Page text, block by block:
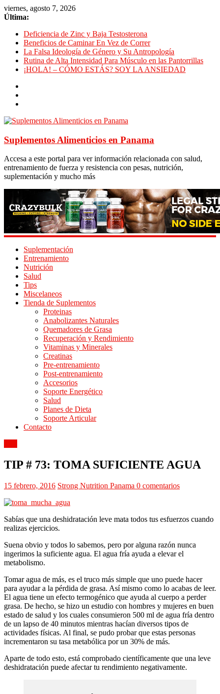
viernes, agosto 7, 2026
Última:
Deficiencia de Zinc y Baja Testosterona
Beneficios de Caminar En Vez de Correr
La Falsa Ideología de Género y Su Antropología
Rutina de Alta Intensidad Para Músculo en las Pantorrillas
¡HOLA! – CÓMO ESTÁS? SOY LA ANSIEDAD
Suplementos Alimenticios en Panama
Accesa a este portal para ver información relacionada con salud,
entrenamiento de fuerza y resistencia con pesas, nutrición,
suplementación y mucho más
Suplementación
Entrenamiento
Nutrición
Salud
Tips
Miscelaneos
Tienda de Suplementos
Proteinas
Anabolizantes Naturales
Quemadores de Grasa
Recuperación y Rendimiento
Vitaminas y Minerales
Creatinas
Pre-entrenamiento
Post-entrenamiento
Accesorios
Soporte Energético
Salud
Planes de Dieta
Soporte Articular
Contacto
TIP # 73: TOMA SUFICIENTE AGUA
15 febrero, 2016 Strong Nutrition Panama 0 comentarios
Sabías que una deshidratación leve mata todos tus esfuerzos cuando
realizas ejercicios.
Suena obvio y todos lo sabemos, pero por alguna razón nunca
ingerimos la suficiente agua. El agua fría ayuda a elevar el
metabolismo.
Tomar agua de más, es el truco más simple que uno puede hacer
para ayudar a la pérdida de grasa. Así mismo como lo acabas de leer.
El agua tiene un efecto termogénico que ayuda al cuerpo a perder
grasa. De hecho, se hizo un estudio con hombres y mujeres en buen
estado de salud y los cuales consumieron 500 ml de agua fría dentro
de un lapso de 40 minutos mientras hacían diversos tipos de
actividades físicas. Al final, se pudo probar que estas personas
incrementaron su tasa metabólica por un 30% de más.
Aparte de todo esto, está comprobado científicamente que una leve
deshidratación puede afectar tu rendimiento negativamente.